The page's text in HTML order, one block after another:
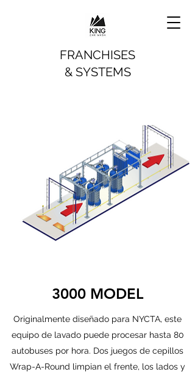
FRANCHISES
& SYSTEMS
3000 MODEL
Originalmente diseñado para NYCTA, este
equipo de lavado puede procesar hasta 80
autobuses por hora. Dos juegos de cepillos
Wrap-A-Round limpian el frente, los lados y